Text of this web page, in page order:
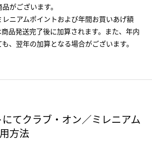
がございます。
ニアムポイントおよび年間お買いあげ額
品発送完了後に加算されます。また、年内
、翌年の加算となる場合がございます。
てクラブ・オン／ミレニアム
方法